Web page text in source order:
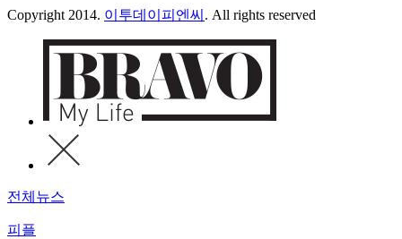
Copyright 2014. 이투데이피엔씨 . All rights reserved
전체뉴스
피플